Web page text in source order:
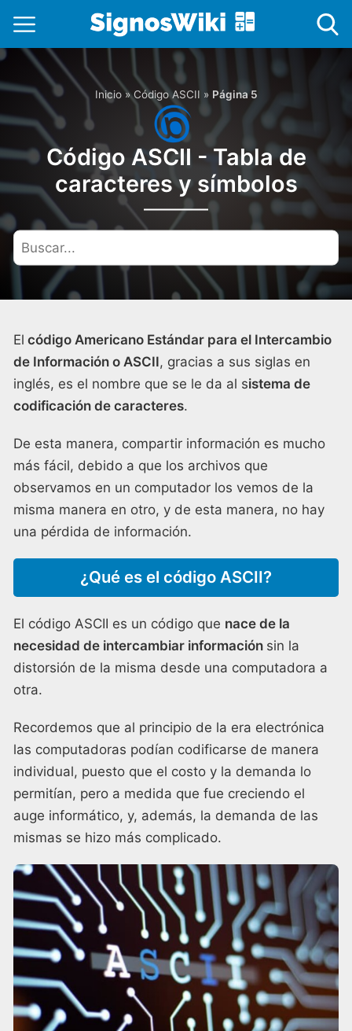
Inicio»Código ASCII » Página 5
Código ASCII - Tabla de
caracteres y símbolos
El código Americano Estándar para el Intercambio
de Información o ASCII, gracias a sus siglas en
inglés, es el nombre que se le da al sistema de
codificación de caracteres.
De esta manera, compartir información es mucho
más fácil, debido a que los archivos que
observamos en un computador los vemos de la
misma manera en otro, y de esta manera, no hay
una pérdida de información.
¿Qué es el código ASCII?
El código ASCII es un código que nace de la
necesidad de intercambiar información sin la
distorsión de la misma desde una computadora a
otra.
Recordemos que al principio de la era electrónica
las computadoras podían codificarse de manera
individual, puesto que el costo y la demanda lo
permitían, pero a medida que fue creciendo el
auge informático, y, además, la demanda de las
mismas se hizo más complicado.